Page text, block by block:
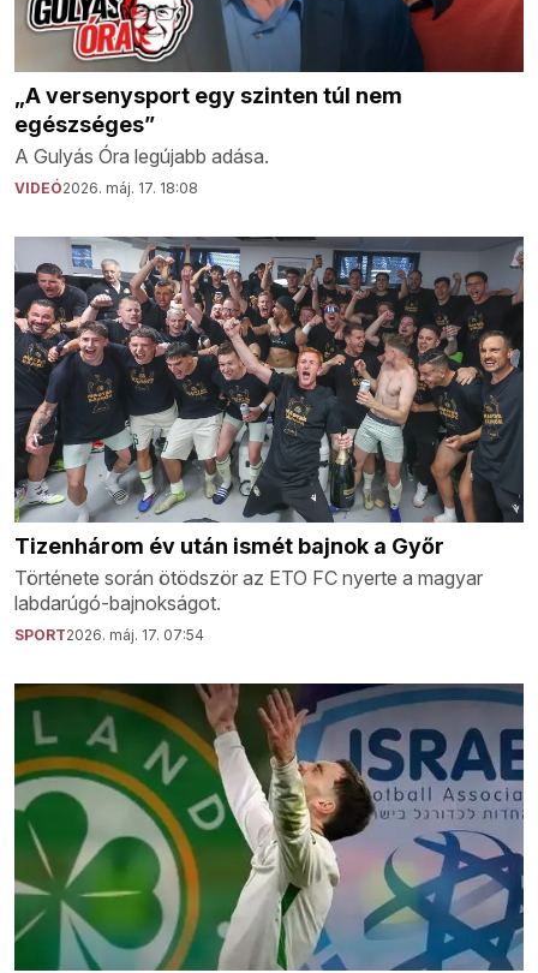
„A versenysport egy szinten túl nem
egészséges”
A Gulyás Óra legújabb adása.
VIDEÓ2026. máj. 17. 18:08
Tizenhárom év után ismét bajnok a Győr
Története során ötödször az ETO FC nyerte a magyar
labdarúgó-bajnokságot.
SPORT2026. máj. 17. 07:54